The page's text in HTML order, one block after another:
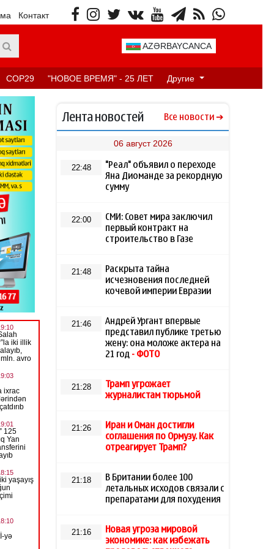
Контакт
AZƏRBAYCANCA
COP29 "НОВОЕ ВРЕМЯ" - 25 ЛЕТ Другие
Лента новостей Все новости
06 август 2026
22:48
"Реал" объявил о переходе
Яна Диоманде за рекордную
сумму
22:00
СМИ: Совет мира заключил
первый контракт на
строительство в Газе
21:48
Раскрыта тайна
исчезновения последней
кочевой империи Евразии
21:46
Андрей Ургант впервые
представил публике третью
жену: она моложе актера на
21 год - ФОТО
21:28
Трамп угрожает
журналистам тюрьмой
21:26
Иран и Оман достигли
соглашения по Ормузу. Как
отреагирует Трамп?
21:18
В Британии более 100
летальных исходов связали с
препаратами для похудения
21:16
Новая угроза мировой
экономике: как избежать